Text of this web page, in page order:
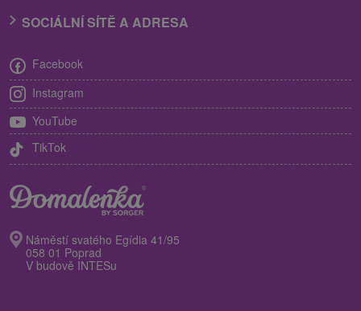
SOCIÁLNÍ SÍTĚ A ADRESA
Facebook
Instagram
YouTube
TikTok
Náměstí svatého Egídia 41/95
058 01 Poprad
V budově INTESu